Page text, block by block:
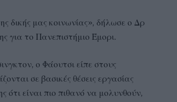
δικής μας κοινωνίας», δήλωσε ο Δρ
για το Πανεπιστήμιο Έμορι.
ο Φάουτσι είπε στους
σε βασικές θέσεις εργασίας
ότι είναι πιο πιθανό να μολυνθούν,